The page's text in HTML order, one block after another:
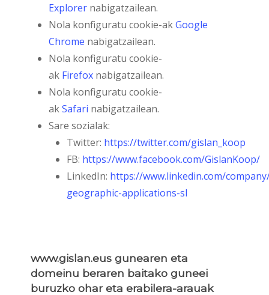
Explorernabigatzailean.
Nola konfiguratu cookie-akGoogle
Chrome nabigatzailean.
Nola konfiguratu cookie-
ak Firefoxnabigatzailean.
Nola konfiguratu cookie-
akSafari nabigatzailean.
Sare sozialak:
Twitter: https://twitter.com/gislan_koop
FB: https://www.facebook.com/GislanKoop/
LinkedIn: https://www.linkedin.com/
geographic-applications-sl
www.gislan.eus gunearen eta
domeinu beraren baitako guneei
buruzko ohar eta erabilera-arauak